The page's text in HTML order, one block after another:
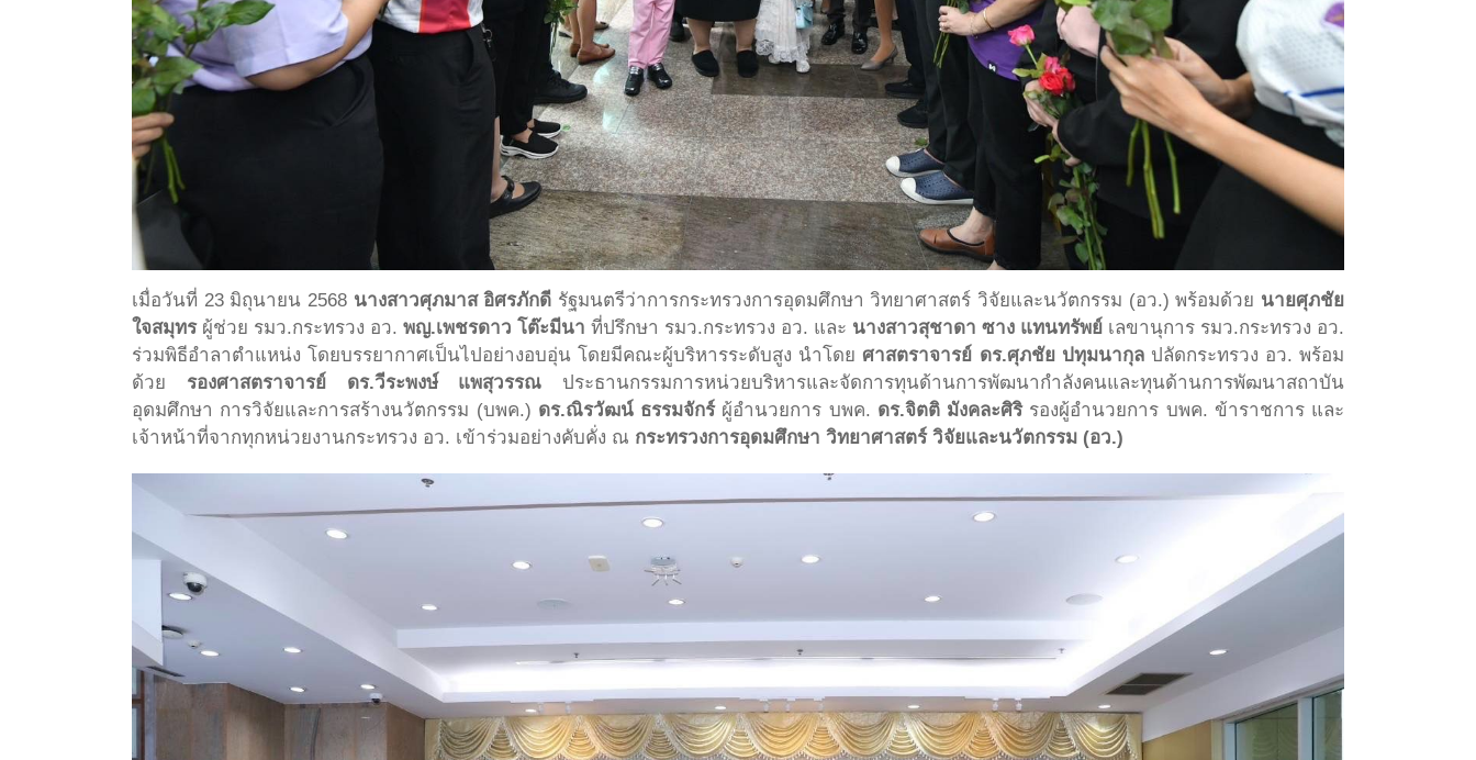
เมื่อวันที่ 23 มิถุนายน 2568 นางสาวศุภมาส อิศรภักดี รัฐมนตรีว่าการกระทรวงการอุดมศึกษา วิทยาศาสตร์ วิจัยและนวัตกรรม (อว.) พร้อมด้วย นายศุภชัย
ใจสมุทรผู้ช่วย รมว.กระทรวง อว. พญ.เพชรดาว โต๊ะมีนา ที่ปรึกษา รมว.กระทรวง อว. และ นางสาวสุชาดา ซาง แทนทรัพย์ เลขานุการ รมว.กระทรวง อว.
ร่วมพิธีอำลาตำแหน่ง โดยบรรยากาศเป็นไปอย่างอบอุ่น โดยมีคณะผู้บริหารระดับสูง นำโดยศาสตราจารย์ ดร.ศุภชัย ปทุมนากุลปลัดกระทรวง อว. พร้อม
ด้วย รองศาสตราจารย์ ดร.วีระพงษ์ แพสุวรรณ ประธานกรรมการหน่วยบริหารและจัดการทุนด้านการพัฒนากำลังคนและทุนด้านการพัฒนาสถาบัน
อุดมศึกษา การวิจัยและการสร้างนวัตกรรม (บพค.) ดร.ณิรวัฒน์ ธรรมจักร์ผู้อำนวยการ บพค. ดร.จิตติ มังคละศิริรองผู้อำนวยการ บพค. ข้าราชการ และ
เจ้าหน้าที่จากทุกหน่วยงานกระทรวง อว. เข้าร่วมอย่างคับคั่ง ณ กระทรวงการอุดมศึกษา วิทยาศาสตร์ วิจัยและนวัตกรรม (อว.)